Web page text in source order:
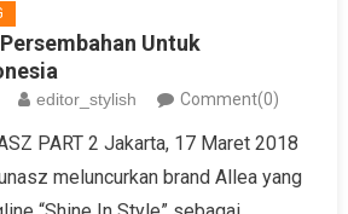
Untuk
editor_stylish Comment(0)
PART 2 Jakarta, 17 Maret 2018
meluncurkan brand Allea yang